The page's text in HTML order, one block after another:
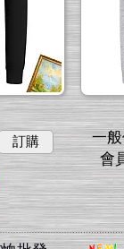
訂購 一
會